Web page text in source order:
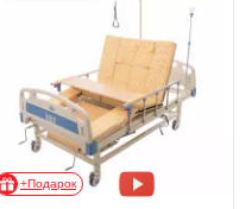
+Подарок